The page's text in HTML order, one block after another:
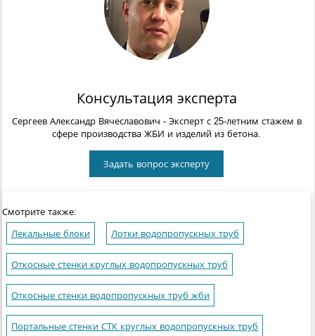
Консультация эксперта
Сергеев Александр Вячеславович - Эксперт с 25-летним стажем в
сфере производства ЖБИ и изделий из бетона.
Задать вопрос эксперту
Смотрите также:
Лекальные блоки Лотки водопропускных труб
Откосные стенки круглых водопропускных труб
Откосные стенки водопропускных труб жби
Портальные стенки СТК круглых водопропускных труб